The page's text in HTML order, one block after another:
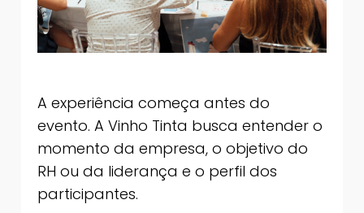
A experiência começa antes do
evento. A Vinho Tinta busca entender o
momento da empresa, o objetivo do
RH ou da liderança e o perfil dos
participantes.